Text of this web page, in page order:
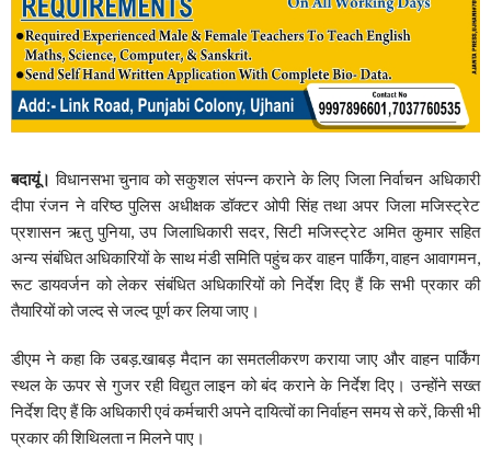
बदायूं। विधानसभा चुनाव को सकुशल संपन्न कराने के लिए जिला निर्वाचन अधिकारी
दीपा रंजन ने वरिष्ठ पुलिस अधीक्षक डॉक्टर ओपी सिंह तथा अपर जिला मजिस्ट्रेट
प्रशासन ऋतु पुनिया, उप जिलाधिकारी सदर, सिटी मजिस्ट्रेट अमित कुमार सहित
अन्य संबंधित अधिकारियों के साथ मंडी समिति पहुंच कर वाहन पार्किंग, वाहन आवागमन,
रूट डायवर्जन को लेकर संबंधित अधिकारियों को निर्देश दिए हैं कि सभी प्रकार की
तैयारियों को जल्द से जल्द पूर्ण कर लिया जाए।
डीएम ने कहा कि उबड़.खाबड़ मैदान का समतलीकरण कराया जाए और वाहन पार्किंग
स्थल के ऊपर से गुजर रही विद्युत लाइन को बंद कराने के निर्देश दिए। उन्होंने सख्त
निर्देश दिए हैं कि अधिकारी एवं कर्मचारी अपने दायित्वों का निर्वाहन समय से करें, किसी भी
प्रकार की शिथिलता न मिलने पाए।